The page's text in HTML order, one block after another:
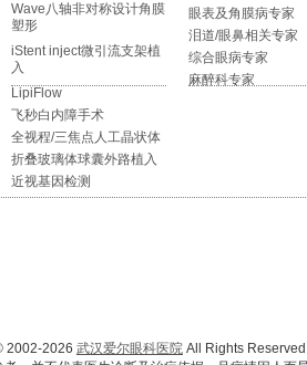
Wave八轴非对称设计角膜
塑形
iStent inject微引流支架植
入
LipiFlow
飞秒白内障手术
全视程/三焦点人工晶状体
折叠玻璃体球囊外路植入
近视基因检测
眼表及角膜病专家
泪道/眼鼻相关专家
综合眼病专家
麻醉科专家
2002-2026 武汉爱尔眼科医院 All Rights